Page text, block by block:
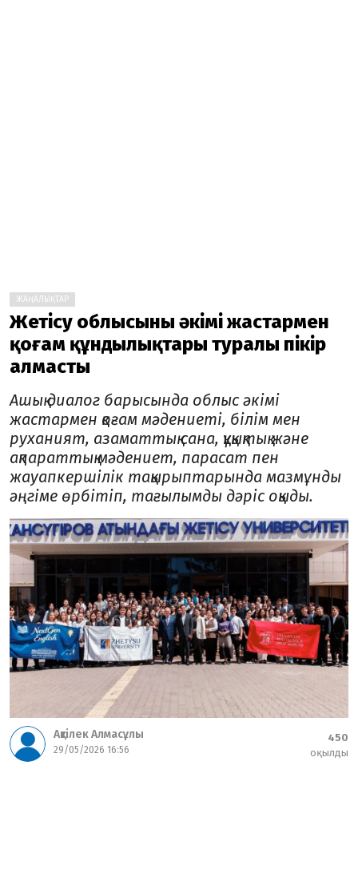
ЖАҢАЛЫҚТАР
Жетісу облысының әкімі жастармен
қоғам құндылықтары туралы пікір
алмасты
Ашық диалог барысында облыс әкімі
жастармен қоғам мәдениеті, білім мен
руханият, азаматтық сана, құқықтық және
ақпараттық мәдениет, парасат пен
жауапкершілік тақырыптарында мазмұнды
әңгіме өрбітіп, тағылымды дәріс оқыды.
Ақтілек Алмасұлы
29/05/2026 16:56
450
оқылды